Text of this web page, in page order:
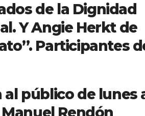
de la Dignidad
Y Angie Herkt de
Participantes
público de lunes
Rendón